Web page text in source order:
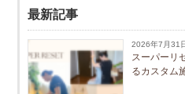
最新記事
2026年7月31
スーパーリ
るカスタム